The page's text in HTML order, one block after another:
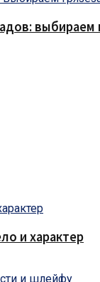
и характер